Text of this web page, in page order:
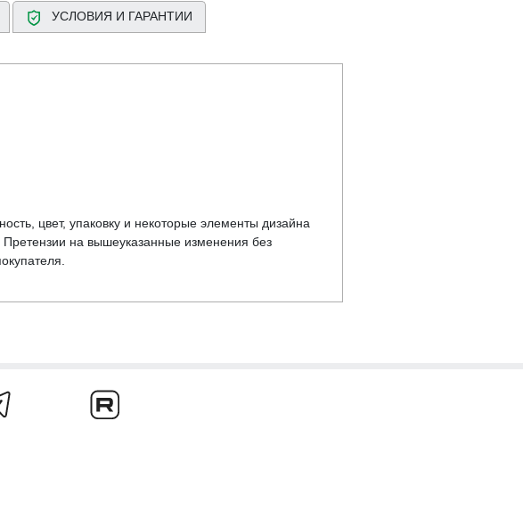
УСЛОВИЯ И ГАРАНТИИ
цвет, упаковку и некоторые элементы дизайна
на вышеуказанные изменения без